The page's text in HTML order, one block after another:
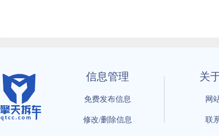
信息管理
免费发布信息
修改/删除信息
关
网
联